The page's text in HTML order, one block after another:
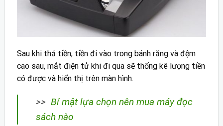
Sau khi thả tiền, tiền đi vào trong bánh răng và đệm
cao sau, mắt điện tử khi đi qua sẽ thống kê lượng tiền
có được và hiển thị trên màn hình.
>> Bí mật lựa chọn nên mua máy đọc
sách nào